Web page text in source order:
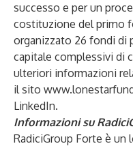
successo e per un
costituzione del primo
organizzato 26 fondi di
capitale complessivi di
ulteriori informazioni
il sito
LinkedIn.
Informazioni su
RadiciGroup Forte è un